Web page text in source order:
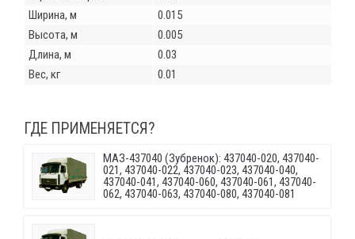
Ширина, м
0.015
Высота, м
0.005
Длина, м
0.03
Вес, кг
0.01
ГДЕ ПРИМЕНЯЕТСЯ?
МАЗ-437040 (Зубренок): 437040-020, 437040-
021, 437040-022, 437040-023, 437040-040,
437040-041, 437040-060, 437040-061, 437040-
062, 437040-063, 437040-080, 437040-081